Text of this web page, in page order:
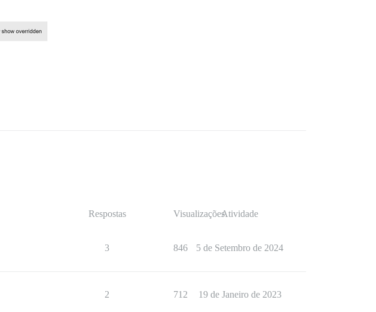
Respostas VisualizaçõesAtividade
3 846 5 de Setembro de 2024
2 712 19 de Janeiro de 2023